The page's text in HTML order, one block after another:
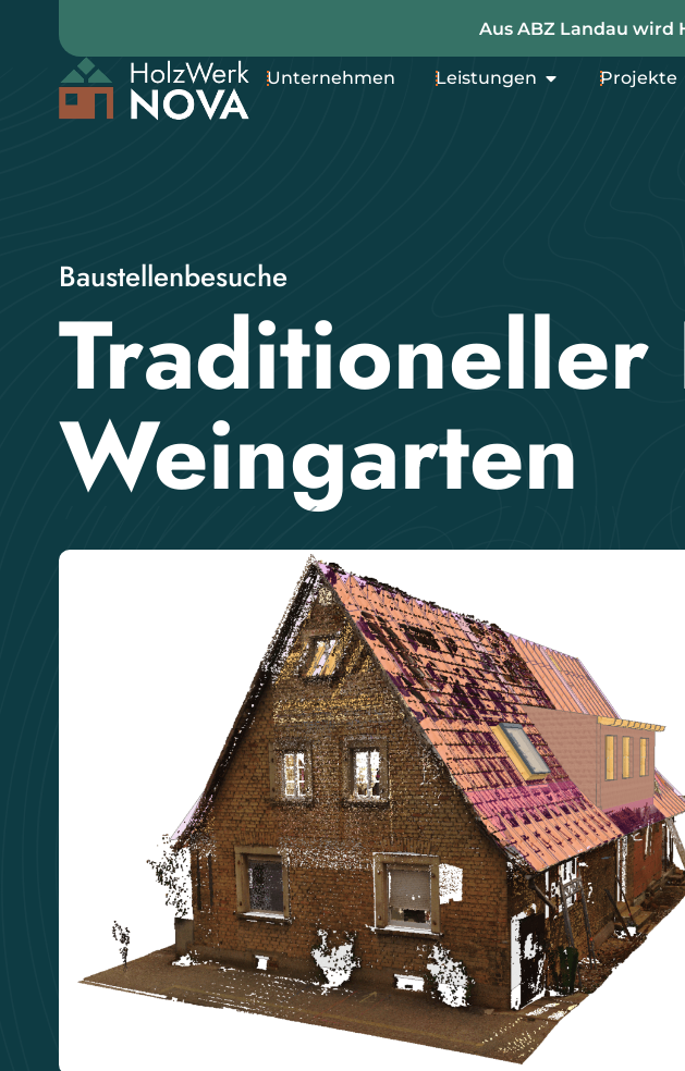
Aus ABZ Landau wird
Unternehmen Leistungen Projekte
Baustellenbesuche
Traditioneller
Weingarten